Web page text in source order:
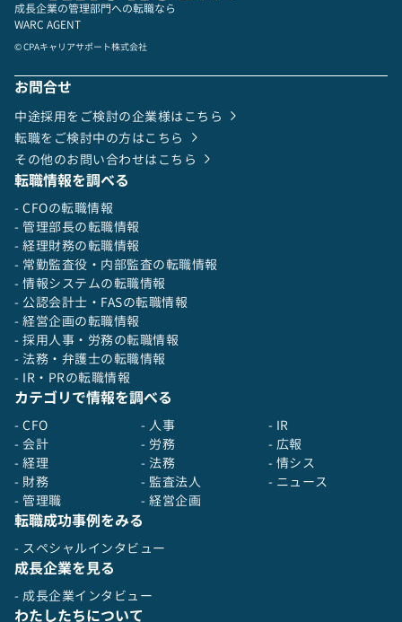
成長企業の管理部門への転職なら
WARC AGENT
© CPAキャリアサポート株式会社
お問合せ
中途採用をご検討の企業様はこちら
転職をご検討中の方はこちら
その他のお問い合わせはこちら
転職情報を調べる
- CFOの転職情報
- 管理部長の転職情報
- 経理財務の転職情報
- 常勤監査役・内部監査の転職情報
- 情報システムの転職情報
- 公認会計士・FASの転職情報
- 経営企画の転職情報
- 採用人事・労務の転職情報
- 法務・弁護士の転職情報
- IR・PRの転職情報
カテゴリで情報を調べる
- CFO
- 会計
- 経理
- 財務
- 管理職
- 人事
- 労務
- 法務
- 監査法人
- 経営企画
- IR
- 広報
- 情シス
- ニュース
転職成功事例をみる
- スペシャルインタビュー
成長企業を見る
- 成長企業インタビュー
わたしたちについて